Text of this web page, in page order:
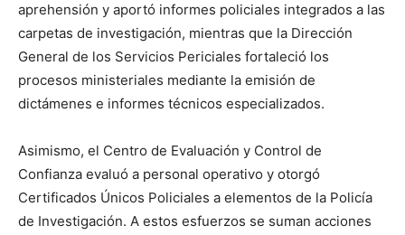
aprehensión y aportó informes policiales integrados a las
carpetas de investigación, mientras que la Dirección
General de los Servicios Periciales fortaleció los
procesos ministeriales mediante la emisión de
dictámenes e informes técnicos especializados.
Asimismo, el Centro de Evaluación y Control de
Confianza evaluó a personal operativo y otorgó
Certificados Únicos Policiales a elementos de la Policía
de Investigación. A estos esfuerzos se suman acciones